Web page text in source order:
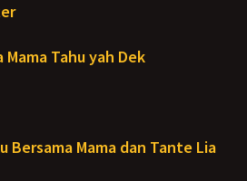
Mama Tahu yah Dek
Bersama Mama dan Tante Lia